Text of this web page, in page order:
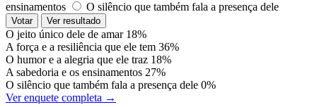
ensinamentos
O silêncio que também fala a presença dele
Votar Ver resultado
O jeito único dele de amar 18%
A força e a resiliência que ele tem 36%
O humor e a alegria que ele traz 18%
A sabedoria e os ensinamentos 27%
O silêncio que também fala a presença dele 0%
Ver enquete completa →